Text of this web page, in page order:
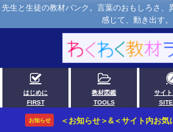
先生と生徒の教材バンク。言葉のおもしろさ、
感じて、動き出す。
はじめに
FIRST
教材図鑑
TOOLS
サイ
お知らせ ＜お知らせ＞&＜サイト内お気